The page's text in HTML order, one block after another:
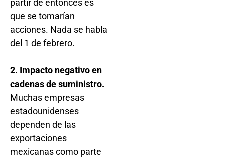
partir de entonces es
que se tomarían
acciones. Nada se habla
del 1 de febrero.
2. Impacto negativo en
cadenas de suministro.
Muchas empresas
estadounidenses
dependen de las
exportaciones
mexicanas como parte